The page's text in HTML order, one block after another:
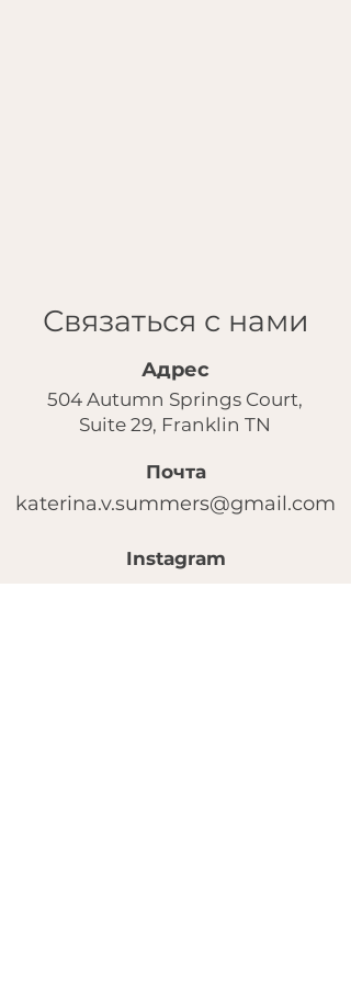
Связаться с нами
Адрес
504 Autumn Springs Court,
Suite 29, Franklin TN
Почта
katerina.v.summers@gmail.com
Instagram